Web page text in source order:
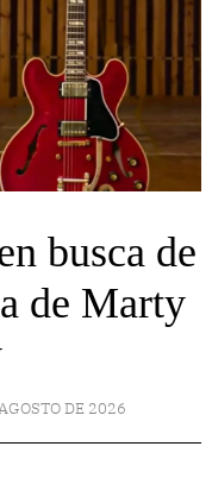
busca de
de Marty
DE 2026